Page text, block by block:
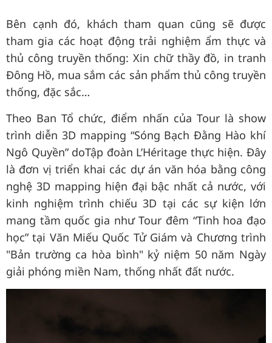
Bên cạnh đó, khách tham quan cũng sẽ được
tham gia các hoạt động trải nghiệm ẩm thực và
thủ công truyền thống: Xin chữ thầy đồ, in tranh
Đông Hồ, mua sắm các sản phẩm thủ công truyền
thống, đặc sắc…
Theo Ban Tổ chức, điểm nhấn của Tour là show
trình diễn 3D mapping “Sóng Bạch Đằng Hào khí
Ngô Quyền” doTập đoàn L’Héritage thực hiện. Đây
là đơn vị triển khai các dự án văn hóa bằng công
nghệ 3D mapping hiện đại bậc nhất cả nước, với
kinh nghiệm trình chiếu 3D tại các sự kiện lớn
mang tầm quốc gia như Tour đêm “Tinh hoa đạo
học” tại Văn Miếu Quốc Tử Giám và Chương trình
"Bản trường ca hòa bình" kỷ niệm 50 năm Ngày
giải phóng miền Nam, thống nhất đất nước.